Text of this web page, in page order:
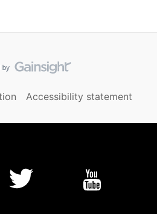
Accessibility statement